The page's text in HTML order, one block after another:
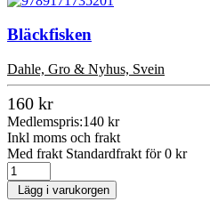
Bläckfisken
Dahle, Gro & Nyhus, Svein
160 kr
Medlemspris:140 kr
Inkl moms och frakt
Med frakt Standardfrakt för 0 kr
Lägg i varukorgen